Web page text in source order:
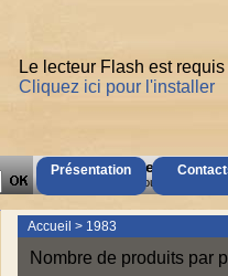
Présentation
Le lecteur Flash est
Cliquez ici pour l'installer
AccÃ¨s Client
Mot de passe oubliÃ© ?
Accueil > 1983
Nombre de produits par